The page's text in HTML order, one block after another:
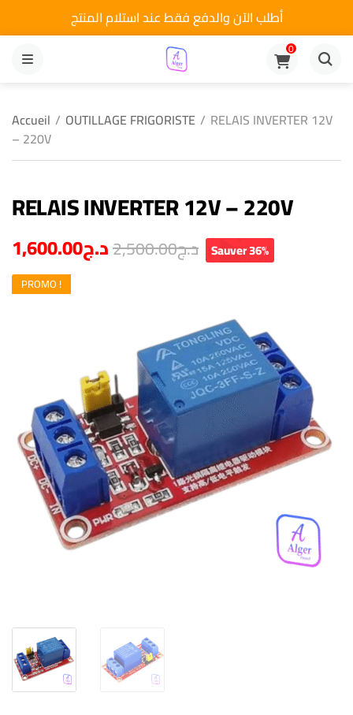
أطلب الآن والدفع فقط عند استلام المنتج
MENU
0
Accueil / OUTILLAGE FRIGORISTE / RELAIS INVERTER 12V
– 220V
RELAIS INVERTER 12V – 220V
د.ج1,600.00 د.ج2,500.00 Sauver 36%
PROMO !